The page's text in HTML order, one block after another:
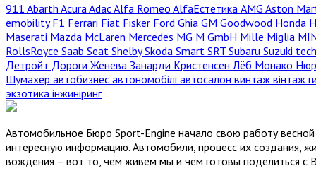
911 Abarth Acura AdacAlfa Romeo AlfaЕстетика AMG Aston
emobilityF1 Ferrari Fiat Fisker Ford Ghia GM Goodwood Honda
Maserati Mazda McLaren Mercedes MG M GmbH Mille Miglia
RollsRoyce Saab Seat ShelbySkoda Smart SRT Subaru Suzuki
Детройт Дороги Женева Занарди Кристенсен Лёб Монако
Шумахер автобизнес автономобілі автосалон винтаж вінтаж
экзотика інжиніринг
Автомобильное Бюро Sport-Engine начало свою работу
интересную информацию. Автомобили, процесс их создания,
вождения – вот то, чем живем мы и чем готовы поделиться с